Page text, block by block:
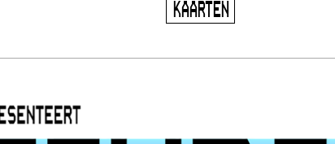
KAARTEN